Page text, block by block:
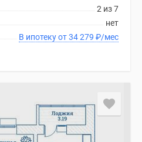
2 из 7
нет
В ипотеку от 34 279 ₽/мес